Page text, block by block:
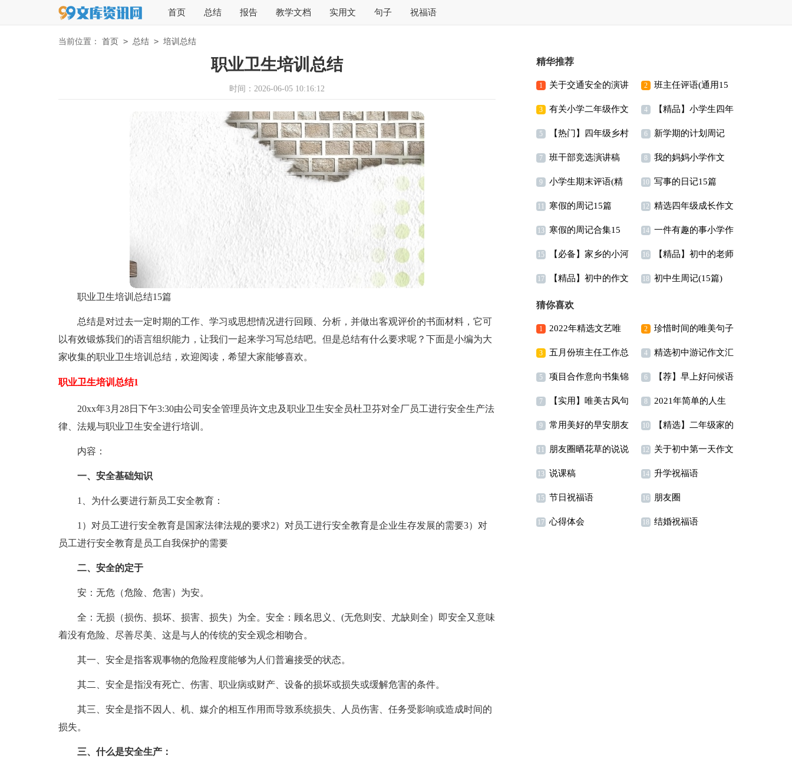
首页 总结 报告 教学文档 实用文 句子 祝福语
当前位置： 首页 > 总结 > 培训总结
职业卫生培训总结
时间：2026-06-05 10:16:12
职业卫生培训总结15篇
总结是对过去一定时期的工作、学习或思想情况进行回顾、分析，并做出客观评价的书面材料，它可
以有效锻炼我们的语言组织能力，让我们一起来学习写总结吧。但是总结有什么要求呢？下面是小编为大
家收集的职业卫生培训总结，欢迎阅读，希望大家能够喜欢。
职业卫生培训总结1
20xx年3月28日下午3:30由公司安全管理员许文忠及职业卫生安全员杜卫芬对全厂员工进行安全生产法
律、法规与职业卫生安全进行培训。
内容：
一、安全基础知识
1、为什么要进行新员工安全教育：
1）对员工进行安全教育是国家法律法规的要求2）对员工进行安全教育是企业生存发展的需要3）对
员工进行安全教育是员工自我保护的需要
二、安全的定于
安：无危（危险、危害）为安。
全：无损（损伤、损坏、损害、损失）为全。安全：顾名思义、(无危则安、尤缺则全）即安全又意味
着没有危险、尽善尽美、这是与人的传统的安全观念相吻合。
其一、安全是指客观事物的危险程度能够为人们普遍接受的状态。
其二、安全是指没有死亡、伤害、职业病或财产、设备的损坏或损失或缓解危害的条件。
其三、安全是指不因人、机、媒介的相互作用而导致系统损失、人员伤害、任务受影响或造成时间的
损失。
三、什么是安全生产：
精华推荐
1 关于交通安全的演讲
稿(合集15篇)
2 班主任评语(通用15
篇)
3 有关小学二年级作文
300字汇编9篇
4 【精品】小学生四年
级作文300字合集十篇
5 【热门】四年级乡村
美景作文四篇
6 新学期的计划周记
7 班干部竞选演讲稿
(汇编15篇)
8 我的妈妈小学作文
(集锦15篇)
9 小学生期末评语(精
选15篇)
10 写事的日记15篇
11 寒假的周记15篇 12 精选四年级成长作文
汇总十篇
13 寒假的周记合集15
篇
14 一件有趣的事小学作
文
15 【必备】家乡的小河
三年级作文300字四篇
16 【精品】初中的老师
作文三篇
17 【精品】初中的作文
300字锦集九篇
18 初中生周记(15篇)
猜你喜欢
1 2022年精选文艺唯
美句子摘录36句
2 珍惜时间的唯美句子
3 五月份班主任工作总
结
4 精选初中游记作文汇
编十篇
5 项目合作意向书集锦
15篇
6 【荐】早上好问候语
7 【实用】唯美古风句
子集锦70句
8 2021年简单的人生
格言座右铭摘录88条
9 常用美好的早安朋友
圈问候语大汇总67条
10 【精选】二年级家的
作文300字4篇
11 朋友圈晒花草的说说
15篇
12 关于初中第一天作文
合集9篇
13 说课稿 14 升学祝福语
15 节日祝福语 16 朋友圈
17 心得体会 18 结婚祝福语